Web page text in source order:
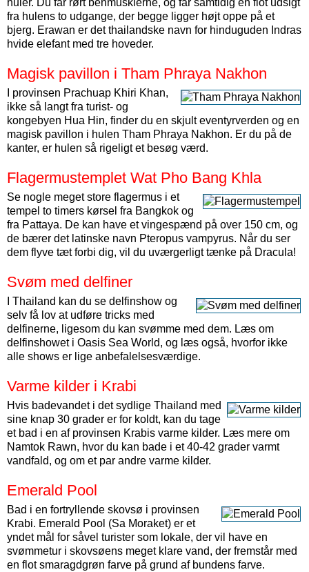
huler. Du får rørt benmusklerne, og får samtidig en flot udsigt
fra hulens to udgange, der begge ligger højt oppe på et
bjerg. Erawan er det thailandske navn for hinduguden Indras
hvide elefant med tre hoveder.
Magisk pavillon i Tham Phraya Nakhon
I provinsen Prachuap Khiri Khan,
ikke så langt fra turist- og
kongebyen Hua Hin, finder du en skjult eventyrverden og en
magisk pavillon i hulen Tham Phraya Nakhon. Er du på de
kanter, er hulen så rigeligt et besøg værd.
Flagermustemplet Wat Pho Bang Khla
Se nogle meget store flagermus i et
tempel to timers kørsel fra Bangkok og
fra Pattaya. De kan have et vingespænd på over 150 cm, og
de bærer det latinske navn Pteropus vampyrus. Når du ser
dem flyve tæt forbi dig, vil du uværgerligt tænke på Dracula!
Svøm med delfiner
I Thailand kan du se delfinshow og
selv få lov at udføre tricks med
delfinerne, ligesom du kan svømme med dem. Læs om
delfinshowet i Oasis Sea World, og læs også, hvorfor ikke
alle shows er lige anbefalelsesværdige.
Varme kilder i Krabi
Hvis badevandet i det sydlige Thailand med
sine knap 30 grader er for koldt, kan du tage
et bad i en af provinsen Krabis varme kilder. Læs mere om
Namtok Rawn, hvor du kan bade i et 40-42 grader varmt
vandfald, og om et par andre varme kilder.
Emerald Pool
Bad i en fortryllende skovsø i provinsen
Krabi. Emerald Pool (Sa Moraket) er et
yndet mål for såvel turister som lokale, der vil have en
svømmetur i skovsøens meget klare vand, der fremstår med
en flot smaragdgrøn farve på grund af bundens farve.